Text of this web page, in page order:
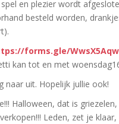
en plezier wordt
besteld worden,
forms.gle/
kan tot en met
naar uit. Hopelijk jullie ook!
Halloween, dat is
Leden, zet je